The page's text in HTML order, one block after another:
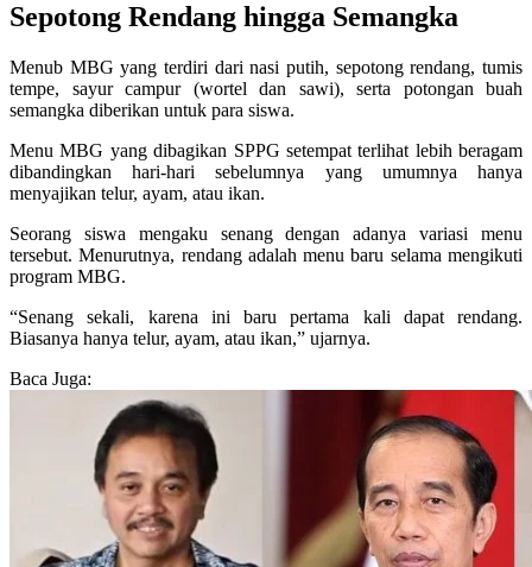
Sepotong Rendang hingga Semangka
Menub MBG yang terdiri dari nasi putih, sepotong rendang, tumis
tempe, sayur campur (wortel dan sawi), serta potongan buah
semangka diberikan untuk para siswa.
Menu MBG yang dibagikan SPPG setempat terlihat lebih beragam
dibandingkan hari-hari sebelumnya yang umumnya hanya
menyajikan telur, ayam, atau ikan.
Seorang siswa mengaku senang dengan adanya variasi menu
tersebut. Menurutnya, rendang adalah menu baru selama mengikuti
program MBG.
“Senang sekali, karena ini baru pertama kali dapat rendang.
Biasanya hanya telur, ayam, atau ikan,” ujarnya.
Baca Juga: